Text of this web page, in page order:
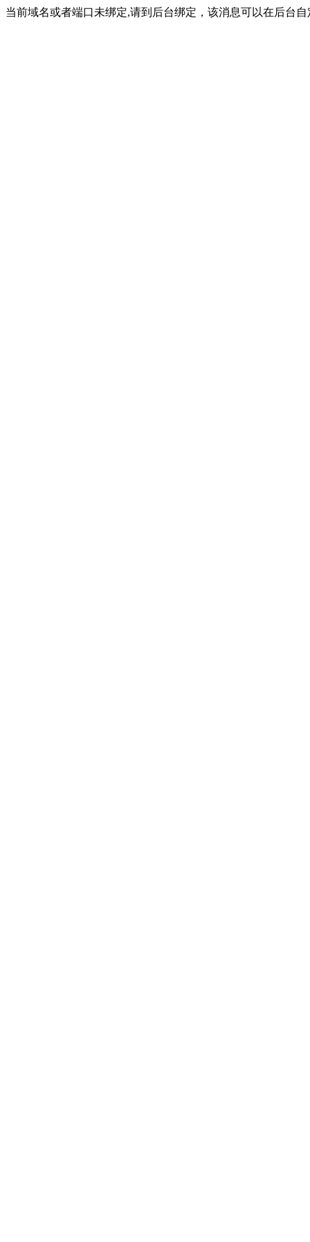
当前域名或者端口未绑定,请到后台绑定，该消息可以在后台自